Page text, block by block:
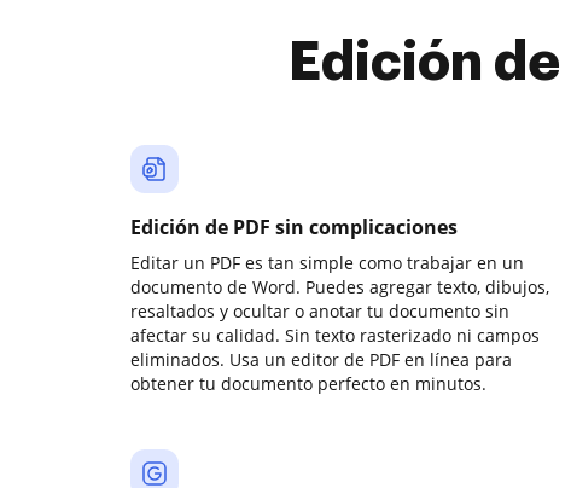
Edición
Edición de PDF sin complicaciones
Editar un PDF es tan simple como trabajar en un
documento de Word. Puedes agregar texto, dibujos,
resaltados y ocultar o anotar tu documento sin
afectar su calidad. Sin texto rasterizado ni campos
eliminados. Usa un editor de PDF en línea para
obtener tu documento perfecto en minutos.